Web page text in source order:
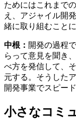
ためにはこれまで
え、アジャイル開
緒に取り組むこと
中根： 開発の過程
らって意見を聞き
べ方を発信して、
元する。そうした
開発事業でスピー
小さなコミ